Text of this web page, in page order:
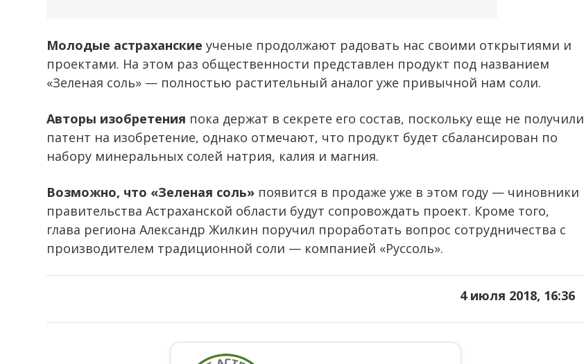
Молодые астраханские ученые продолжают радовать нас своими открытиями и
проектами. На этом раз общественности представлен продукт под названием
«Зеленая соль» — полностью растительный аналог уже привычной нам соли.
Авторы изобретения пока держат в секрете его состав, поскольку еще не получили
патент на изобретение, однако отмечают, что продукт будет сбалансирован по
набору минеральных солей натрия, калия и магния.
Возможно, что «Зеленая соль» появится в продаже уже в этом году — чиновники
правительства Астраханской области будут сопровождать проект. Кроме того,
глава региона Александр Жилкин поручил проработать вопрос сотрудничества с
производителем традиционной соли — компанией «Руссоль».
4 июля 2018, 16:36